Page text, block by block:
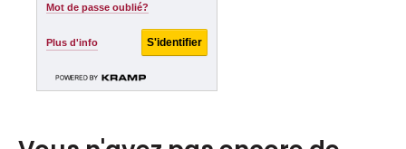
Mot de passe oublié?
Plus d'info